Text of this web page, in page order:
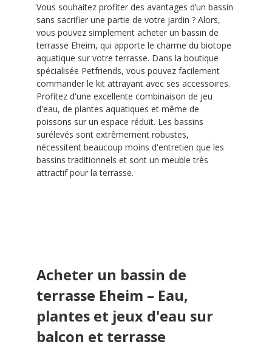
Vous souhaitez profiter des avantages d’un bassin
sans sacrifier une partie de votre jardin ? Alors,
vous pouvez simplement acheter un bassin de
terrasse Eheim, qui apporte le charme du biotope
aquatique sur votre terrasse. Dans la boutique
spécialisée Petfriends, vous pouvez facilement
commander le kit attrayant avec ses accessoires.
Profitez d'une excellente combinaison de jeu
d'eau, de plantes aquatiques et même de
poissons sur un espace réduit. Les bassins
surélevés sont extrêmement robustes,
nécessitent beaucoup moins d'entretien que les
bassins traditionnels et sont un meuble très
attractif pour la terrasse.
Acheter un bassin de
terrasse Eheim – Eau,
plantes et jeux d'eau sur
balcon et terrasse